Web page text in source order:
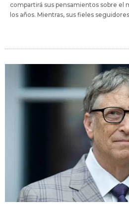
compartirá sus pensamientos sobre el
los años. Mientras, sus fieles